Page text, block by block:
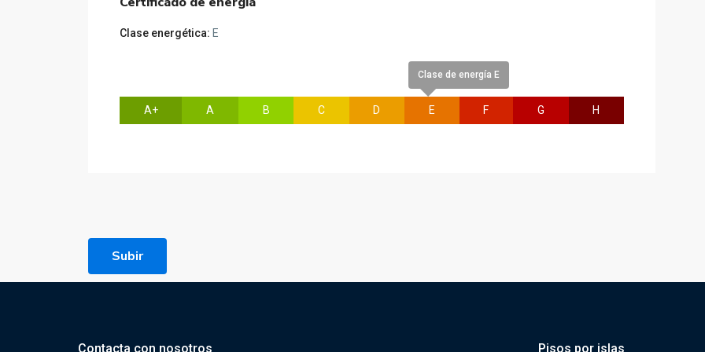
Clase energética: E
A+ A B C D
Clase de energía E
E F G H
Subir
Contacta con nosotros Pisos por islas